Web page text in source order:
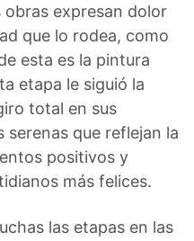
obras expresan dolor
que lo rodea, como
esta es la pintura
etapa le siguió la
total en sus
serenas que reflejan la
positivos y
más felices.
las etapas en las